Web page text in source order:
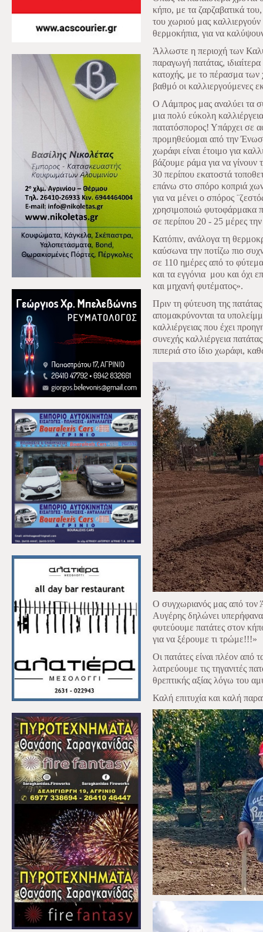
κήπο, με τα ζαρζαβατικά του,
του χωριού μας
θερμοκήπια, για να
Άλλωστε η περιοχή των
παραγωγή πατάτας,
κατοχής, με το πέρασμα των
βαθμό οι καλλιεργούμενες
Ο Λάμπρος μας αναλύει τα
μια πολύ εύκολη
πατατόσπορος! Υπάρχει σε
προμηθεύομαι από την
χωράφι είναι έτοιμο για
βάζουμε ράμα για να γίνουν
30 περίπου εκατοστά
επάνω στο σπόρο κοπριά
για να μένει ο σπόρος
χρησιμοποιώ φυτοφάρμακα
σε περίπου 20 - 25 μέρες
Κατόπιν, ανάλογα τη
καύσωνα την ποτίζω πιο
σε 110 ημέρες από το
και τα εγγόνια μου και όχι
και μηχανή φυτέματος».
Πριν τη φύτευση της
απομακρύνονται τα
καλλιέργειας που έχει
συνεχής καλλιέργεια
πιπεριά στο ίδιο χωράφι,
Ο συγχωριανός μας από τον
Αυγέρης δηλώνει
φυτεύουμε πατάτες στον
για να ξέρουμε τι τρώμε!!!»
Οι πατάτες είναι πλέον από
λατρεύουμε τις τηγανιτές
θρεπτικής αξίας λόγω του
Καλή επιτυχία και καλή